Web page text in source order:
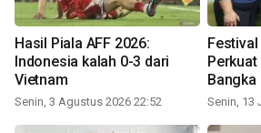
Hasil Piala AFF 2026:
Indonesia kalah 0-3 dari
Vietnam
Senin, 3 Agustus 2026 22:52
Bangka
Senin, 13